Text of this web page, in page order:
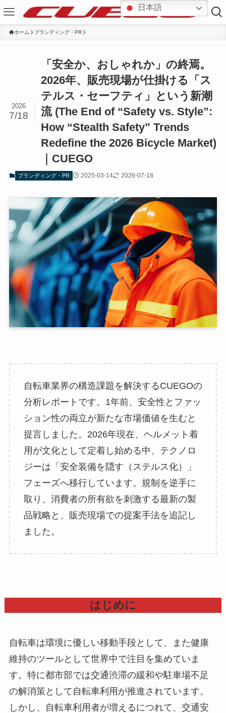
ホーム ブランディング・PR
「安全か、おしゃれか」の終焉。
2026年、販売現場が仕掛ける「ス
テルス・セーフティ」という新潮
流 (The End of “Safety vs. Style”:
How “Stealth Safety” Trends
Redefine the 2026 Bicycle Market)
｜CUEGO
2026
7/18
ブランディング・PR 2025-03-14 2026-07-18
自転車業界の構造課題を解決するCUEGOの
分析レポートです。1年前、安全性とファッ
ション性の両立が新たな市場価値を生むと
提言しました。2026年現在、ヘルメット着
用が文化として定着し始める中、テクノロ
ジーは「安全装備を隠す（ステルス化）」
フェーズへ移行しています。規制を逆手に
取り、消費者の所有欲を刺激する最新の製
品戦略と、販売現場での提案手法を追記し
ました。
はじめに
自転車は環境に優しい移動手段として、また健康
維持のツールとして世界中で注目を集めていま
す。特に都市部では交通渋滞の緩和や駐車場不足
の解消策として自転車利用が推進されています。
しかし、自転車利用者が増えるにつれて、交通安
日本語